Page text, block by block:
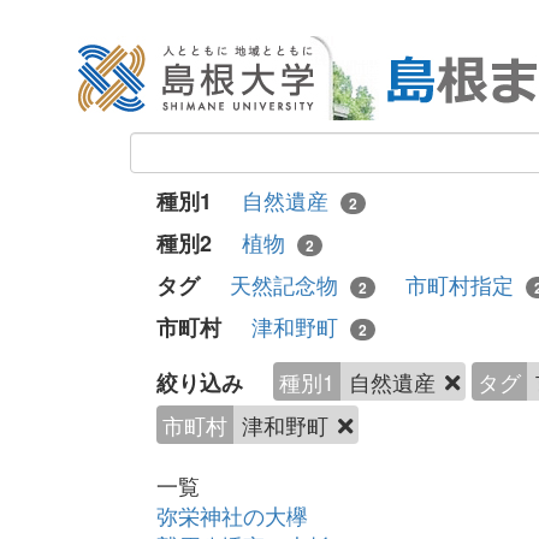
種別1 自然遺産 2
種別2 植物 2
タグ 天然記念物 2 市町村指定
市町村 津和野町 2
絞り込み 種別1 自然遺産 タグ
市町村 津和野町
一覧
弥栄神社の大欅